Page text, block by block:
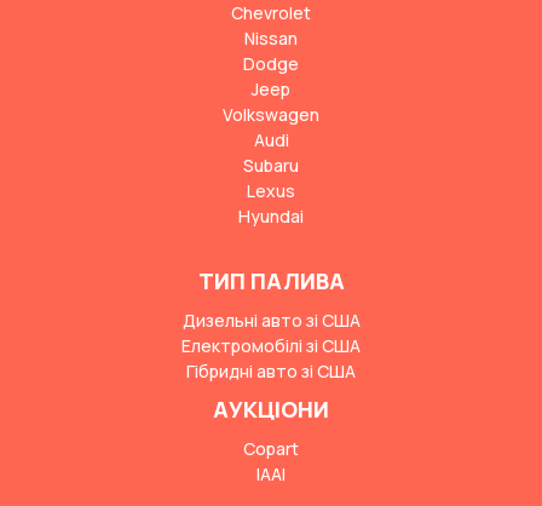
Chevrolet
Nissan
Dodge
Jeep
Volkswagen
Audi
Subaru
Lexus
Hyundai
ТИП ПАЛИВА
Дизельні авто зі США
Електромобілі зі США
Гібридні авто зі США
АУКЦІОНИ
Copart
IAAI